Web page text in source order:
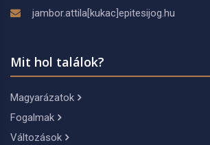
jambor.attila[kukac]epitesijog.hu
Mit hol találok?
Magyarázatok
Fogalmak
Változások